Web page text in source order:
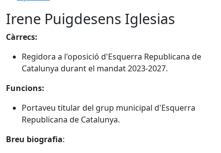
Irene Puigdesens Iglesias
Càrrecs:
Regidora a l'oposició d'Esquerra Republicana de
Catalunya durant el mandat 2023-2027.
Funcions:
Portaveu titular del grup municipal d'Esquerra
Republicana de Catalunya.
Breu biografia: